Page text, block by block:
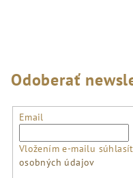
Odoberať
Email
Vložením e-mailu
osobných údajov